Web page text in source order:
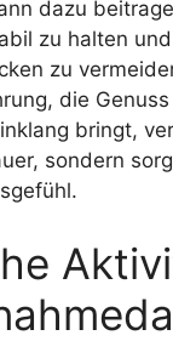
dazu
zu halten und
zu
die Genuss
bringt,
sondern